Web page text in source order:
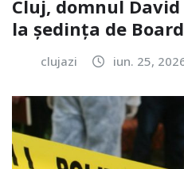
Cluj, domnul
la ședința de Board
clujazi iun. 25,